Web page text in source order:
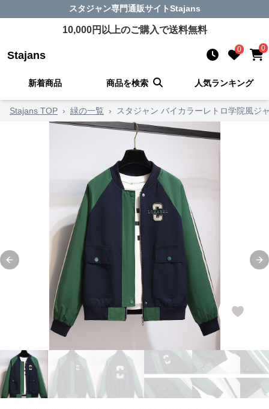
スタジャン専門通販サイトStajans
10,000円以上のご購入で送料無料
Stajans 0 0
新着商品 商品を検索 人気ランキング
Stajans TOP › 緑の一覧 › スタジャン バイカラーレトロ学院風ジ
Previous slide